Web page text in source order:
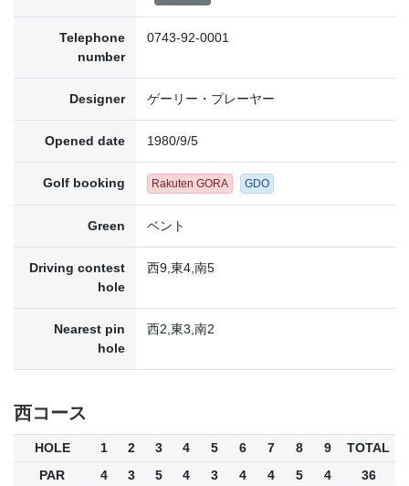
Telephone
number
0743-92-0001
Designer ゲーリー・プレーヤー
Opened date 1980/9/5
Golf booking Rakuten GORA GDO
Green ベント
Driving contest
hole
西9,東4,南5
Nearest pin
hole
西2,東3,南2
西コース
HOLE 1 2 3 4 5 6 7 8 9
TOTAL
PAR
4 3 5 4 3 4 4 5 4 36